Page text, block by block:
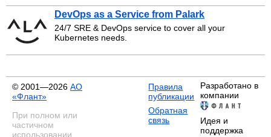
DevOps as a Service from Palark
24/7 SRE & DevOps service to cover all your
Kubernetes needs.
© 2001—2026 АО
«Флант»
При полном или
частичном
использовании
Правила
публикации
Обратная
связь
Разработано в
компании
Идея и
поддержка